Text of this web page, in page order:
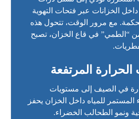
داخل الخزانات عبر فتحات التهوية
مع مرور الوقت، تتحول هذه
من “الطمي” في قاع الخزان، تصبح
الحرارة المرتفعة
في الصيف إلى مستويات
المستمر للمياه داخل الخزان يحفز
ونمو الطحالب الخضراء.